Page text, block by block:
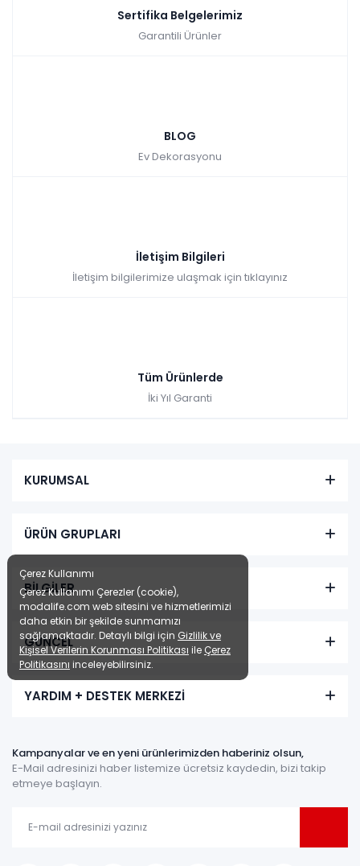
Sertifika Belgelerimiz
Garantili Ürünler
BLOG
Ev Dekorasyonu
İletişim Bilgileri
İletişim bilgilerimize ulaşmak için tıklayınız
Tüm Ürünlerde
İki Yıl Garanti
KURUMSAL
ÜRÜN GRUPLARI
BİLGİLER
GÜNCEL
YARDIM + DESTEK MERKEZİ
Kampanyalar ve en yeni ürünlerimizden haberiniz olsun,
E-Mail adresinizi haber listemize ücretsiz kaydedin, bizi takip
etmeye başlayın.
Çerez Kullanımı
Çerez Kullanımı Çerezler (cookie),
modalife.com web sitesini ve hizmetlerimizi
daha etkin bir şekilde sunmamızı
sağlamaktadır. Detaylı bilgi için Gizlilik ve
Kişisel Verilerin Korunması Politikası ile Çerez
Politikasını inceleyebilirsiniz.